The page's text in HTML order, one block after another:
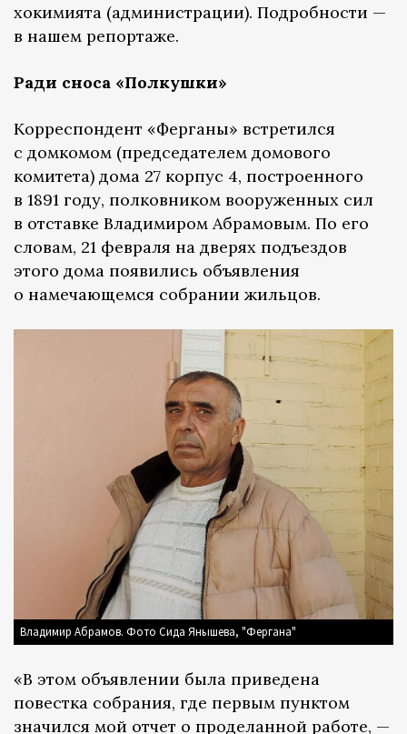
хокимията (администрации). Подробности —
в нашем репортаже.
Ради сноса «Полкушки»
Корреспондент «Ферганы» встретился
с домкомом (председателем домового
комитета) дома 27 корпус 4, построенного
в 1891 году, полковником вооруженных сил
в отставке Владимиром Абрамовым. По его
словам, 21 февраля на дверях подъездов
этого дома появились объявления
о намечающемся собрании жильцов.
Владимир Абрамов. Фото Сида Янышева, "Фергана"
«В этом объявлении была приведена
повестка собрания, где первым пунктом
значился мой отчет о проделанной работе, —